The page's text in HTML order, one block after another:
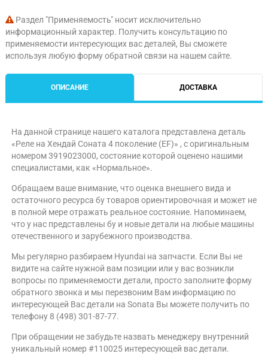
Раздел "Применяемость" носит исключительно
информационный характер. Получить консультацию по
применяемости интересующих вас деталей, Вы сможете
используя любую форму обратной связи на нашем сайте.
ОПИСАНИЕ ДОСТАВКА
На данной странице нашего каталога представлена деталь
«Реле на Хендай Соната 4 поколение (EF)» , с оригинальным
номером 3919023000, состояние которой оценено нашими
специалистами, как «Нормальное».
Обращаем ваше внимание, что оценка внешнего вида и
остаточного ресурса бу товаров ориентировочная и может не
в полной мере отражать реальное состояние. Напоминаем,
что у нас представлены бу и новые детали на любые машины
отечественного и зарубежного производства.
Мы регулярно разбираем Hyundai на запчасти. Если Вы не
видите на сайте нужной вам позиции или у вас возникли
вопросы по применяемости детали, просто заполните форму
обратного звонка и мы перезвоним Вам информацию по
интересующей Вас детали на Sonata Вы можете получить по
телефону 8 (498) 301-87-77.
При обращении не забудьте назвать менеджеру внутренний
уникальный номер #110025 интересующей вас детали.